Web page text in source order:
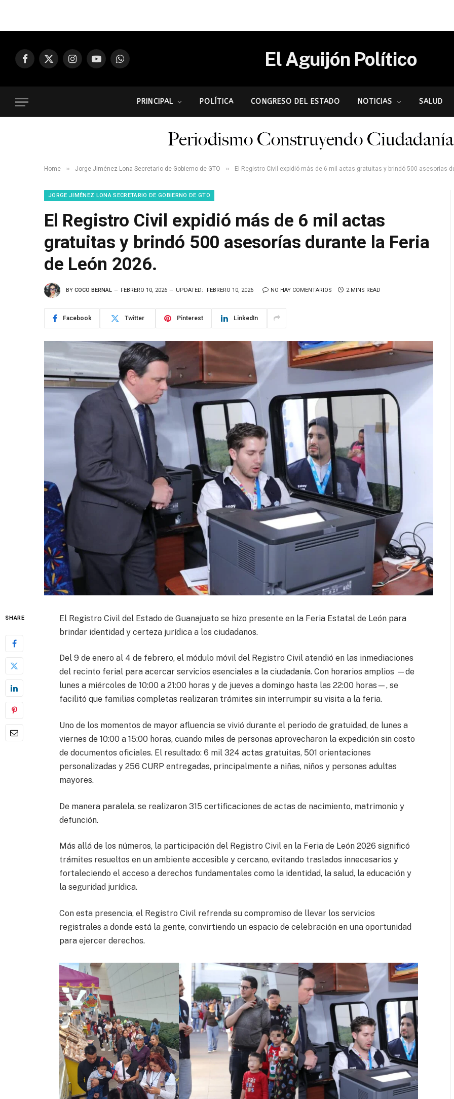
Facebook
X
InstagramYouTubeWhatsApp El Aguijón Político
PRINCIPAL POLÍTICA CONGRESO DEL ESTADO NOTICIAS SALUD
Home » Jorge Jiménez Lona Secretario de Gobierno de GTO » El Registro Civil expidió más de 6 mil actas gratuitas y brindó 500 asesorías
JORGE JIMÉNEZ LONA SECRETARIO DE GOBIERNO DE GTO
El Registro Civil expidió más de 6 mil actas
gratuitas y brindó 500 asesorías durante la Feria
de León 2026.
BY COCO BERNAL FEBRERO 10, 2026 UPDATED: FEBRERO 10, 2026 NO HAY COMENTARIOS 2 MINS READ
Facebook Twitter Pinterest LinkedIn
SHARE
El Registro Civil del Estado de Guanajuato se hizo presente en la Feria Estatal de León para
brindar identidad y certeza jurídica a los ciudadanos.
Del 9 de enero al 4 de febrero, el módulo móvil del Registro Civil atendió en las inmediaciones
del recinto ferial para acercar servicios esenciales a la ciudadanía. Con horarios amplios —de
lunes a miércoles de 10:00 a 21:00 horas y de jueves a domingo hasta las 22:00 horas—, se
facilitó que familias completas realizaran trámites sin interrumpir su visita a la feria.
Uno de los momentos de mayor afluencia se vivió durante el periodo de gratuidad, de lunes a
viernes de 10:00 a 15:00 horas, cuando miles de personas aprovecharon la expedición sin costo
de documentos oficiales. El resultado: 6 mil 324 actas gratuitas, 501 orientaciones
personalizadas y 256 CURP entregadas, principalmente a niñas, niños y personas adultas
mayores.
De manera paralela, se realizaron 315 certificaciones de actas de nacimiento, matrimonio y
defunción.
Más allá de los números, la participación del Registro Civil en la Feria de León 2026 significó
trámites resueltos en un ambiente accesible y cercano, evitando traslados innecesarios y
fortaleciendo el acceso a derechos fundamentales como la identidad, la salud, la educación y
la seguridad jurídica.
Con esta presencia, el Registro Civil refrenda su compromiso de llevar los servicios
registrales a donde está la gente, convirtiendo un espacio de celebración en una oportunidad
para ejercer derechos.